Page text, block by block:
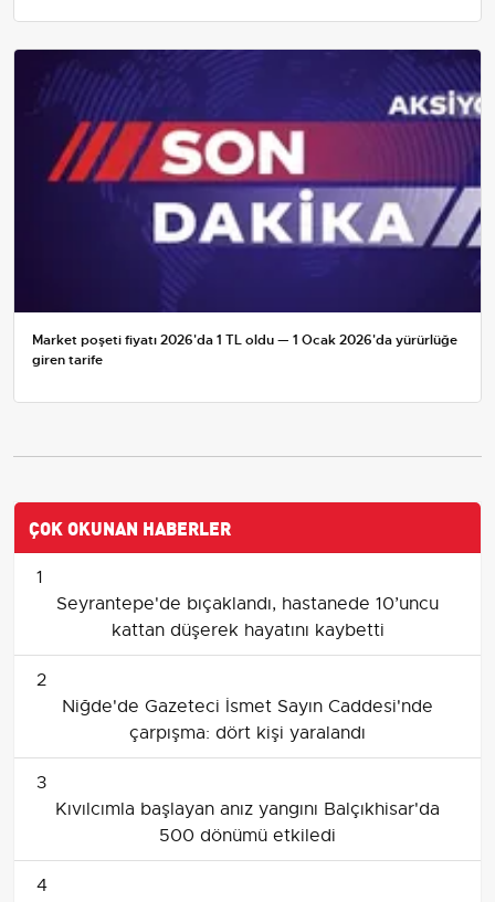
Market poşeti fiyatı 2026'da 1 TL oldu — 1 Ocak 2026'da yürürlüğe
giren tarife
ÇOK OKUNAN HABERLER
1
Seyrantepe'de bıçaklandı, hastanede 10’uncu
kattan düşerek hayatını kaybetti
2
Niğde'de Gazeteci İsmet Sayın Caddesi'nde
çarpışma: dört kişi yaralandı
3
Kıvılcımla başlayan anız yangını Balçıkhisar'da
500 dönümü etkiledi
4